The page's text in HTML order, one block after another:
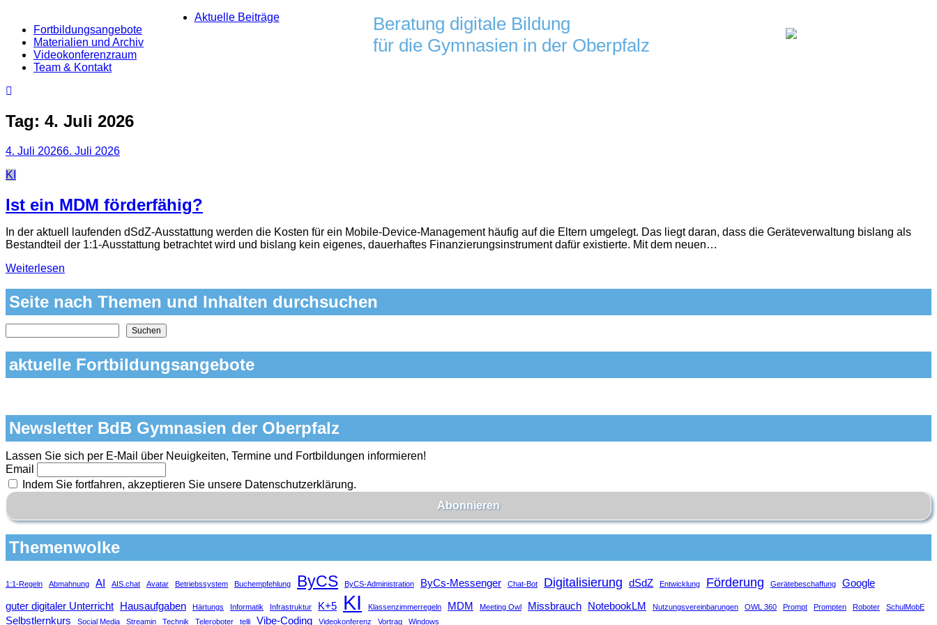
content
Beratung digitale Bildung
für die Gymnasien in der Oberpfalz
Aktuelle Beiträge
Fortbildungsangebote
Materialien und Archiv
Videokonferenzraum
Team & Kontakt
Tag: 4. Juli 2026
4. Juli 20266. Juli 2026
Categories
KI
Ist ein MDM förderfähig?
In der aktuell laufenden dSdZ‑Ausstattung werden die Kosten für ein Mobile‑Device‑Management häufig auf die Eltern umgelegt. Das liegt daran, dass die Geräteverwaltung bislang als
Bestandteil der 1:1‑Ausstattung betrachtet wird und bislang kein eigenes, dauerhaftes Finanzierungsinstrument dafür existierte. Mit dem neuen…
Weiterlesen
Seite nach Themen und Inhalten durchsuchen
Nach Themen und Inhalten auf der Seite suchen
Suchen
aktuelle Fortbildungsangebote
Newsletter BdB Gymnasien der Oberpfalz
Lassen Sie sich per E-Mail über Neuigkeiten, Termine und Fortbildungen informieren!
Email
Indem Sie fortfahren, akzeptieren Sie unsere Datenschutzerklärung.
Themenwolke
1:1-Regeln Abmahnung AI AIS.chat Avatar Betriebssystem Buchempfehlung ByCS ByCS-Administration ByCs-Messenger Chat-Bot Digitalisierung dSdZ Entwicklung Förderung Gerätebeschaffung Google
guter digitaler Unterricht Hausaufgaben Härtungs Informatik Infrastruktur K+5 KI Klassenzimmerregeln MDM Meeting Owl Missbrauch NotebookLM Nutzungsvereinbarungen OWL 360 Prompt Prompten Roboter SchulMobE
Selbstlernkurs Social Media Streamin Technik Teleroboter telli Vibe-Coding Videokonferenz Vortrag Windows